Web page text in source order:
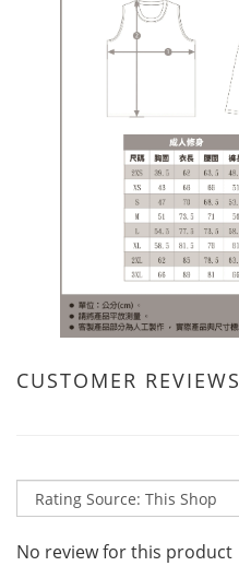
CUSTOMER REVIEWS
No review for this product